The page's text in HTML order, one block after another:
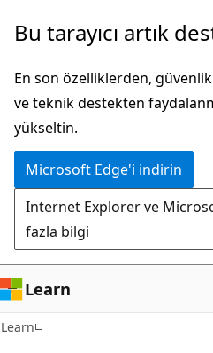
Ana
atla
Bu tarayıcı artık
En son özelliklerden,
ve teknik destekten
yükseltin.
Microsoft Edge'i indirin
Internet Explorer ve
fazla bilgi
Learn
Learn